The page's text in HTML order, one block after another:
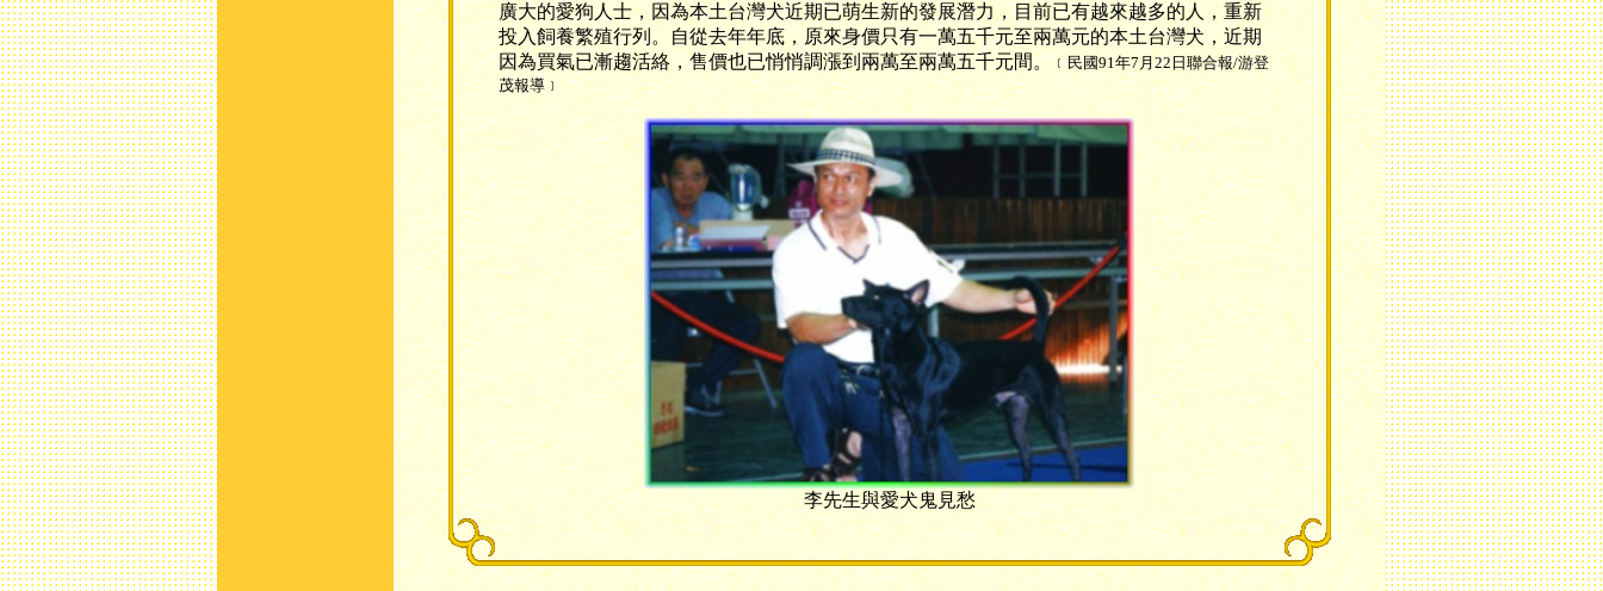
廣大的愛狗人士，因為本土台灣犬近期已萌生新的發展潛力，目前已有越來越多的人，重新
投入飼養繁殖行列。自從去年年底，原來身價只有一萬五千元至兩萬元的本土台灣犬，近期
因為買氣已漸趨活絡，售價也已悄悄調漲到兩萬至兩萬五千元間。
﹝ 民國91年7月22日聯合報/游登
茂報導﹞
李先生與愛犬鬼見愁